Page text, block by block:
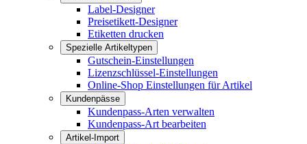
Label-Designer
Preisetikett-Designer
Etiketten drucken
Spezielle Artikeltypen
Gutschein-Einstellungen
Lizenzschlüssel-Einstellungen
Online-Shop Einstellungen für Artikel
Kundenpässe
Kundenpass-Arten verwalten
Kundenpass-Art bearbeiten
Artikel-Import